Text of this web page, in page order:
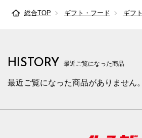
総合TOP ギフト・フード ギフト
HISTORY 最近ご覧になった商品
最近ご覧になった商品がありません。